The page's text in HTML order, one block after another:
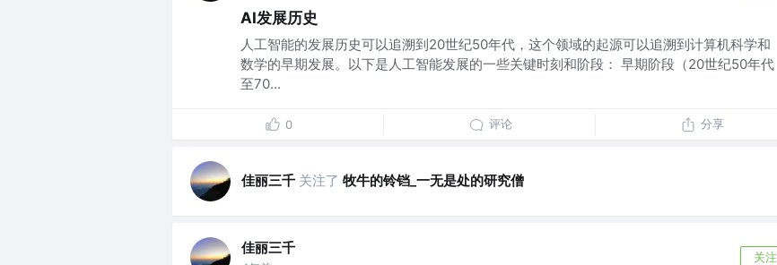
AI发展历史
人工智能的发展历史可以追溯到20世纪50年代，这个领域的起源可以追溯到计算机科学和
数学的早期发展。以下是人工智能发展的一些关键时刻和阶段： 早期阶段（20世纪50年代
至70...
0 评论 分享
佳丽三千 关注了 牧牛的铃铛_一无是处的研究僧
佳丽三千
关注